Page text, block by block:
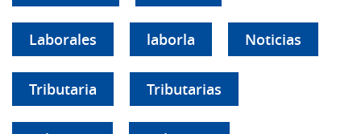
Laborales laborla Noticias
Tributaria Tributarias